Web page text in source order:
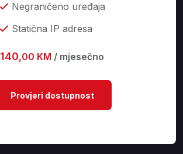
Negraničeno uređaja
Statična IP adresa
140,00 KM / mjesečno
Provjeri dostupnost